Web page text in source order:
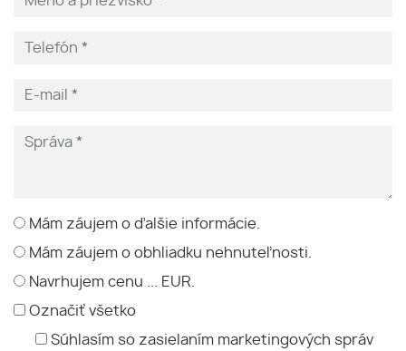
Mám záujem o ďalšie informácie.
Mám záujem o obhliadku nehnuteľnosti.
Navrhujem cenu ... EUR.
Označiť všetko
Súhlasím so zasielaním marketingových správ